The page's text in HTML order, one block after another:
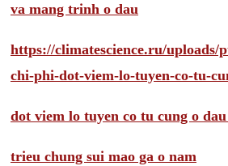
va mang trinh o dau
https://climatescience.ru/uploads/
chi-phi-dot-viem-lo-tuyen-co-tu-
dot viem lo tuyen co tu cung o
trieu chung sui mao ga o nam